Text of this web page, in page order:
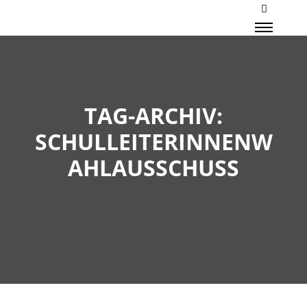
Mehr
TAG-ARCHIV:
SCHULLEITERINNENW
AHLAUSSCHUSS